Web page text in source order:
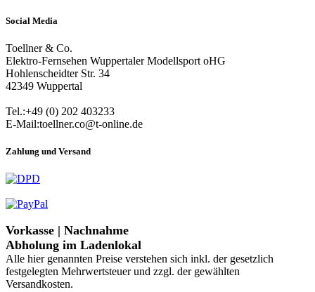
Social Media
Toellner & Co.
Elektro-Fernsehen Wuppertaler Modellsport oHG
Hohlenscheidter Str. 34
42349 Wuppertal
Tel.:+49 (0) 202 403233
E-Mail:toellner.co@t-online.de
Zahlung und Versand
Vorkasse | Nachnahme
Abholung im Ladenlokal
Alle hier genannten Preise verstehen sich inkl. der gesetzlich
festgelegten Mehrwertsteuer und zzgl. der gewählten
Versandkosten.